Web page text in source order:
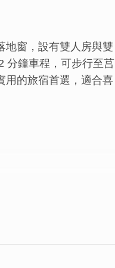
地窗，設有雙人房與雙
分鐘車程，可步行至莒
用的旅宿首選，適合喜